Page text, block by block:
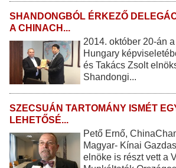
SHANDONGBÓL ÉRKEZŐ
A CHINACH...
2014. október 20-án
Hungary
és Takács Zsolt
Shandongi...
SZECSUÁN TARTOMÁNY ISMÉT
LEHETŐSÉ...
Pető Ernő,
Magyar- Kínai
elnöke is részt vett a